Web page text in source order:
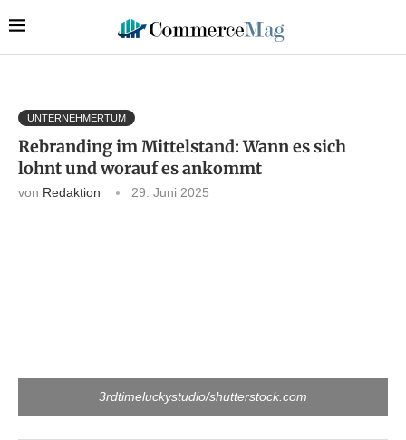
UNTERNEHMERTUM
Rebranding im Mittelstand: Wann es sich
lohnt und worauf es ankommt
von Redaktion 29. Juni 2025
3rdtimeluckystudio/shutterstock.com